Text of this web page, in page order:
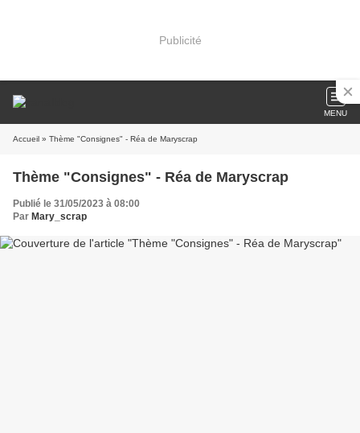
Publicité
MENU
Accueil » Thème "Consignes" - Réa de Maryscrap
Thème "Consignes" - Réa de Maryscrap
Publié le 31/05/2023 à 08:00
Par Mary_scrap